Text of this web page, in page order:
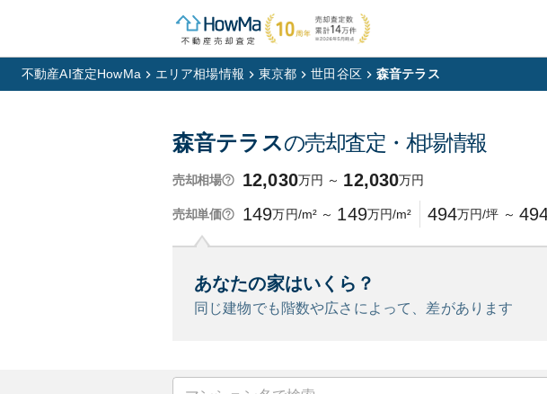
不動産AI査定HowMa エリア相場情報 東京都 世田谷区 森音テラス
森音テラスの売却査定・相場情報
売却相場 12,030万円 ～ 12,030万円
売却単価 149万円/m² ～ 149万円/m² 494万円/坪 ～
あなたの家はいくら？
同じ建物でも階数や広さによって、 差があります